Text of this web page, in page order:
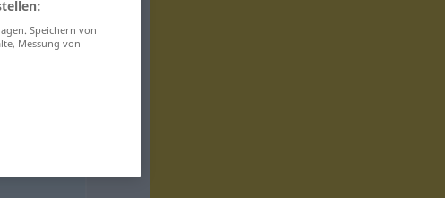
Speichern von
Messung von